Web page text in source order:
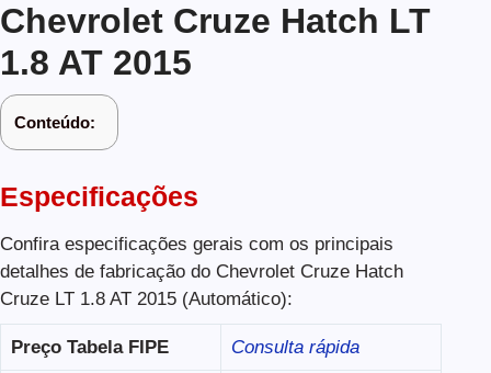
Chevrolet Cruze Hatch LT
1.8 AT 2015
Conteúdo:
Especificações
Confira especificações gerais com os principais
detalhes de fabricação do Chevrolet Cruze Hatch
Cruze LT 1.8 AT 2015 (Automático):
Preço Tabela FIPE Consulta rápida